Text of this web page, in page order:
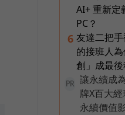
AI+ 重新
PC？
6 友達二把
的接班人
創」成最後
PR
讓永續成
牌X百大
永續價值